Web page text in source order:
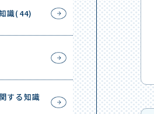
識(44)
する知識